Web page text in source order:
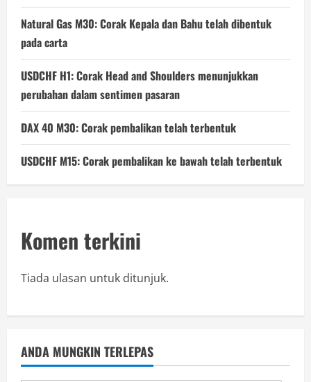
Natural Gas M30: Corak Kepala dan Bahu telah dibentuk
pada carta
USDCHF H1: Corak Head and Shoulders menunjukkan
perubahan dalam sentimen pasaran
DAX 40 M30: Corak pembalikan telah terbentuk
USDCHF M15: Corak pembalikan ke bawah telah terbentuk
Komen terkini
Tiada ulasan untuk ditunjuk.
ANDA MUNGKIN TERLEPAS